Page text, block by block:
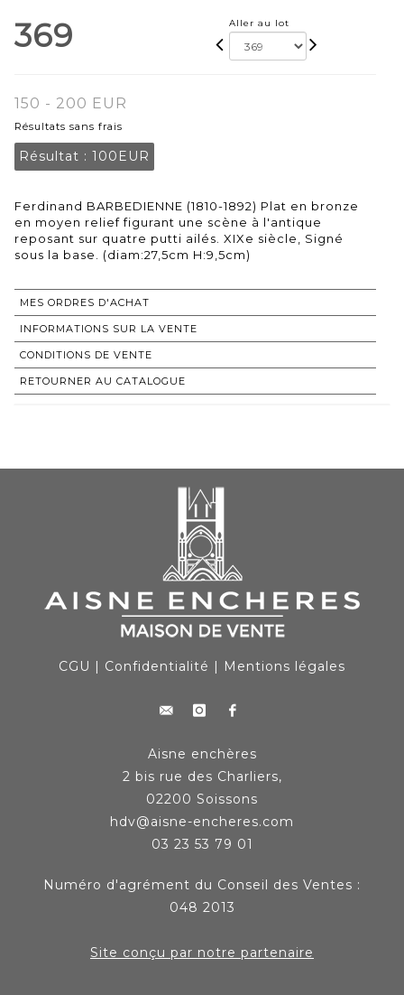
369 Aller au lot
150 - 200 EUR
Résultats sans frais
Résultat : 100EUR
Ferdinand BARBEDIENNE (1810-1892) Plat en bronze
en moyen relief figurant une scène à l'antique
reposant sur quatre putti ailés. XIXe siècle, Signé
sous la base. (diam:27,5cm H:9,5cm)
MES ORDRES D'ACHAT
INFORMATIONS SUR LA VENTE
CONDITIONS DE VENTE
RETOURNER AU CATALOGUE
CGU | Confidentialité | Mentions légales
Aisne enchères
2 bis rue des Charliers,
02200 Soissons
hdv@aisne-encheres.com
03 23 53 79 01
Numéro d'agrément du Conseil des Ventes :
048 2013
Site conçu par notre partenaire